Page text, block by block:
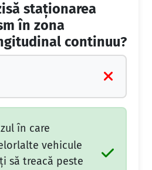
staţionarea
în zona
continuu?
în care
vehicule
să treacă peste